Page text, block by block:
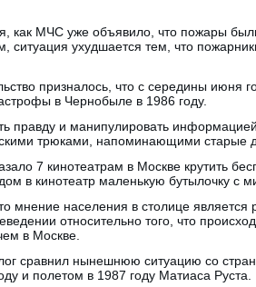
как МЧС уже объявило, что пожары
ситуация ухудшается тем, что
призналось, что с середины июня
в Чернобыле в 1986 году.
правду и манипулировать
трюками, напоминающими старые
7 кинотеатрам в Москве крутить
в кинотеатр маленькую бутылочку с
мнение населения в столице
относительно того, что
в Москве.
сравнил нынешнюю ситуацию со
и полетом в 1987 году Матиаса Руста.